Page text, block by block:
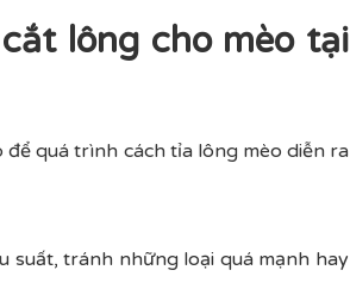
lông cho mèo tại
quá trình cách tỉa lông mèo diễn ra
suất, tránh những loại quá mạnh hay